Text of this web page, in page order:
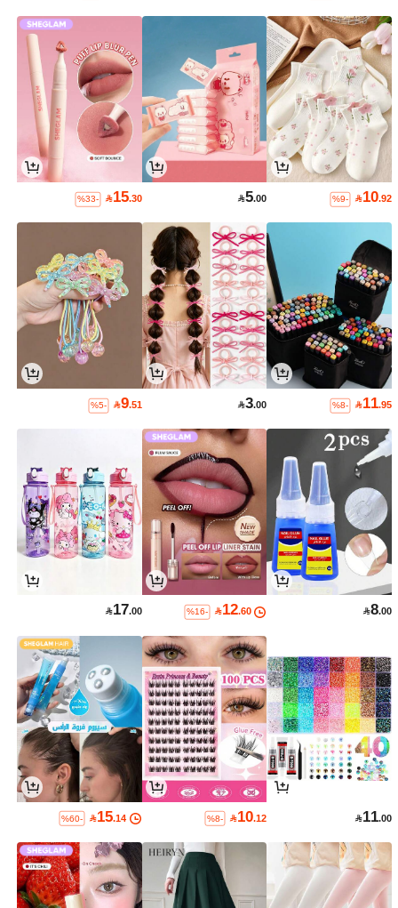
10.92
%9-
5.00
15.30
%33-
11.95
%8-
3.00
9.51
%5-
8.00
12.60
%16-
17.00
11.00
10.12
%8-
15.14
%60-